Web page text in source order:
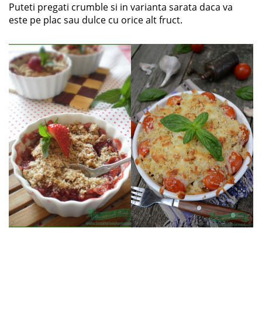
Puteti pregati crumble si in varianta sarata daca va
este pe plac sau dulce cu orice alt fruct.